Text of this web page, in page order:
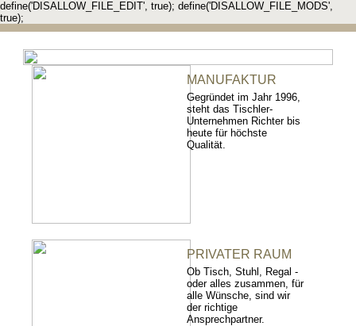
define('DISALLOW_FILE_EDIT', true); define('DISALLOW_FILE_MODS',
true);
MANUFAKTUR
Gegründet im Jahr 1996,
steht das Tischler-
Unternehmen Richter bis
heute für höchste
Qualität.
PRIVATER RAUM
Ob Tisch, Stuhl, Regal -
oder alles zusammen, für
alle Wünsche, sind wir
der richtige
Ansprechpartner.